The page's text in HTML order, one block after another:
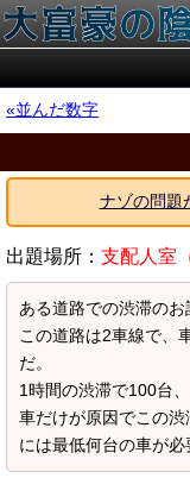
並んだ数字
ナゾの問題
出題場所： 支配人室
ある道路での渋滞のお
この道路は2車線で、
だ。
1時間の渋滞で100台
車だけが原因でこの
には最低何台の車が必